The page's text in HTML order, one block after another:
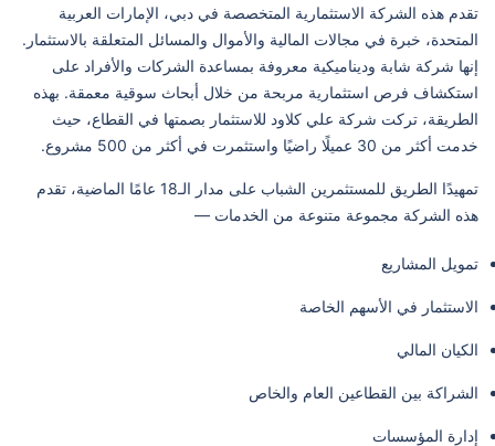
تقدم هذه الشركة الاستثمارية المتخصصة في دبي، الإمارات العربية
المتحدة، خبرة في مجالات المالية والأموال والمسائل المتعلقة بالاستثمار.
إنها شركة شابة وديناميكية معروفة بمساعدة الشركات والأفراد على
استكشاف فرص استثمارية مربحة من خلال أبحاث سوقية معمقة. بهذه
الطريقة، تركت شركة علي كلاود للاستثمار بصمتها في القطاع، حيث
خدمت أكثر من 30 عميلًا راضيًا واستثمرت في أكثر من 500 مشروع.
تمهيدًا الطريق للمستثمرين الشباب على مدار الـ18 عامًا الماضية، تقدم
هذه الشركة مجموعة متنوعة من الخدمات —
تمويل المشاريع
الاستثمار في الأسهم الخاصة
الكيان المالي
الشراكة بين القطاعين العام والخاص
إدارة المؤسسات